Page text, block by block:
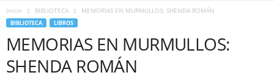
Inicio BIBLIOTECA MEMORIAS EN MURMULLOS: SHENDA ROMÁN
BIBLIOTECA LIBROS
MEMORIAS EN MURMULLOS:
SHENDA ROMÁN